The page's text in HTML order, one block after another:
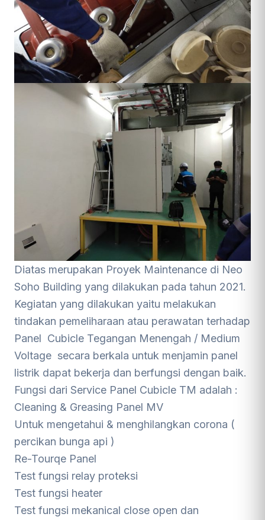
Diatas merupakan Proyek Maintenance di Neo
Soho Building yang dilakukan pada tahun 2021.
Kegiatan yang dilakukan yaitu melakukan
tindakan pemeliharaan atau perawatan terhadap
Panel Cubicle Tegangan Menengah / Medium
Voltage secara berkala untuk menjamin panel
listrik dapat bekerja dan berfungsi dengan baik.
Fungsi dari Service Panel Cubicle TM adalah :
Cleaning & Greasing Panel MV
Untuk mengetahui & menghilangkan corona (
percikan bunga api )
Re-Tourqe Panel
Test fungsi relay proteksi
Test fungsi heater
Test fungsi mekanical close open dan